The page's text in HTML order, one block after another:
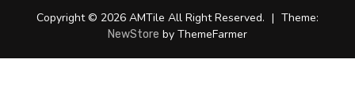
Copyright © 2026 AMTile All Right Reserved. | Theme:
NewStore by ThemeFarmer